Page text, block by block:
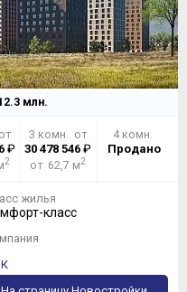
млн.
₽
2
3 комн. от
30 478 546 ₽
от 62,7 м2
4 комн.
Продано
жилья
класс